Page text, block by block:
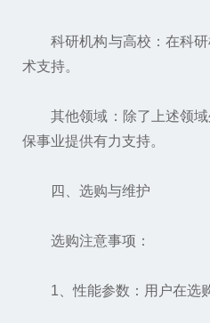
科研机构与高校：在科研
术支持。
其他领域：除了上述领域
保事业提供有力支持。
四、选购与维护
选购注意事项：
1、性能参数：用户在选购